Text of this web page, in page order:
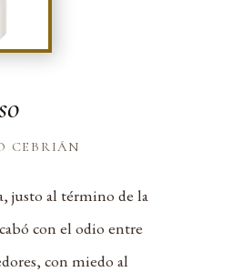
CEBRIÁN
justo al término de la
con el odio entre
con miedo al